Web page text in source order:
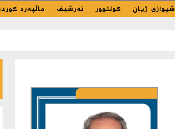
شیوازی ژیان کولتوور ئەرشیف ماڵپەرە